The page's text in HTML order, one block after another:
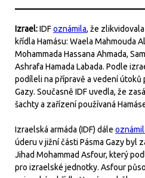
Izrael:IDFoznámila, že
křídla Hamásu: Waela Mahmouda
Mohammada Hassana Ahmada,
Ashrafa Hamada Labada. Podle
podíleli na přípravě a vedení útoků
Gazy. Současně IDF uvedla, že
šachty a zařízení používaná
Izraelská armáda (IDF) dále
úderu v jižní části Pásma Gazy byl
Jihad Mohammad Asfour, který
pro izraelské jednotky. Asfour